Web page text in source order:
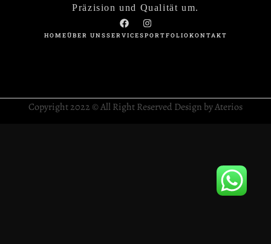
Präzision und Qualität um.
HOMEÜBER UNSSERVICESPORTFOLIOKONTAKT
Copyright 2022 © All Right Reserved Design by Aterios